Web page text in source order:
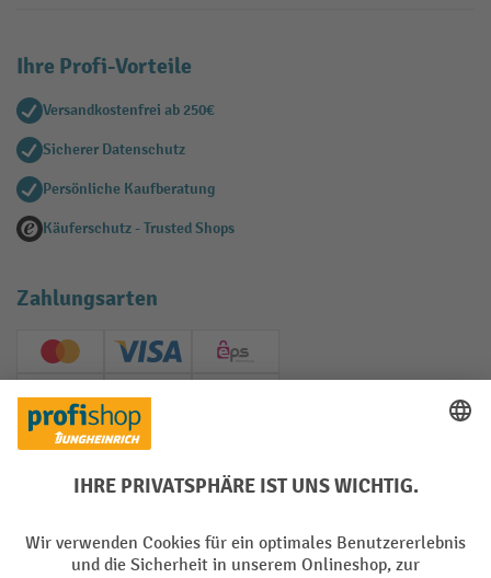
Ihre Profi-Vorteile
Versandkostenfrei ab 250€
Sicherer Datenschutz
Persönliche Kaufberatung
Käuferschutz - Trusted Shops
Zahlungsarten
Creditcard (Master)Creditcard (Visa)
EPS
PayPal
Soziale Netzwerke